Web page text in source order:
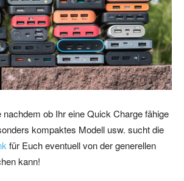
nachdem ob Ihr eine Quick Charge fähige
kompaktes Modell usw. sucht die
für Euch eventuell von der generellen
kann!